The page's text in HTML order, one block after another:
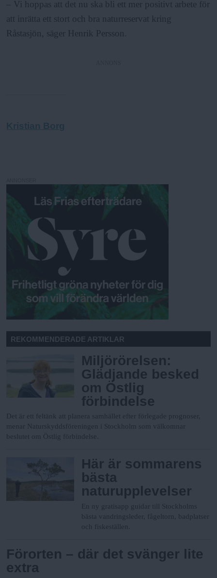
– Vi hoppas att det nu ska bli ett mer positivt arbete för
att inrätta ett stort och bra naturreservat kring
Råstasjön, säger Henrik Persson.
Kristian Borg
REKOMMENDERADE ARTIKLAR
Miljörörelsen:
Glädjande besked
om Östlig
förbindelse
Det är ett feltänk att planera samhället efter förlegade prognoser,
menar Naturskyddsföreningen i Stockholm som välkomnar
beslutet om Östlig förbindelse.
Här är sommarens
bästa
naturupplevelser
En ny gratisapp guidar till Stockholms
bästa vandringsleder, fågeltorn, badplatser
och fiskeställen.
Förorten – där det svänger lite
extra